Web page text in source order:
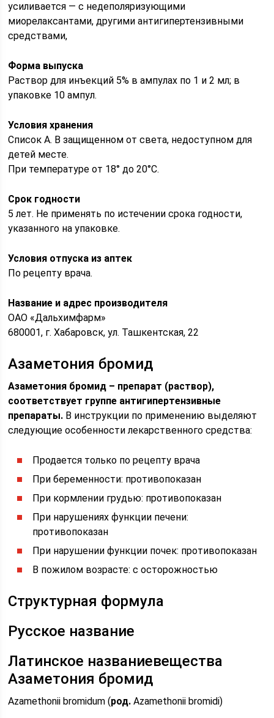
усиливается — с недеполяризующими
миорелаксантами, другими антигипертензивными
средствами,
Форма выпуска
Раствор для инъекций 5% в ампулах по 1 и 2 мл; в
упаковке 10 ампул.
Условия хранения
Список А. В защищенном от света, недоступном для
детей месте.
При температуре от 18° до 20°С.
Срок годности
5 лет. Не применять по истечении срока годности,
указанного на упаковке.
Условия отпуска из аптек
По рецепту врача.
Название и адрес производителя
ОАО «Дальхимфарм»
680001, г. Хабаровск, ул. Ташкентская, 22
Азаметония бромид
Азаметония бромид – препарат (раствор),
соответствует группе антигипертензивные
препараты. В инструкции по применению выделяют
следующие особенности лекарственного средства:
Продается только по рецепту врача
При беременности: противопоказан
При кормлении грудью: противопоказан
При нарушениях функции печени:
противопоказан
При нарушении функции почек: противопоказан
В пожилом возрасте: с осторожностью
Структурная формула
Русское название
Латинское названиевещества
Азаметония бромид
Azamethonii bromidum (род. Azamethonii bromidi)